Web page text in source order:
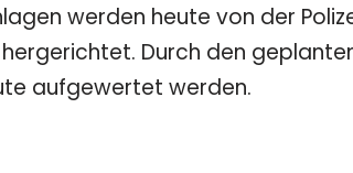
werden heute von der
Durch den
aufgewertet werden.